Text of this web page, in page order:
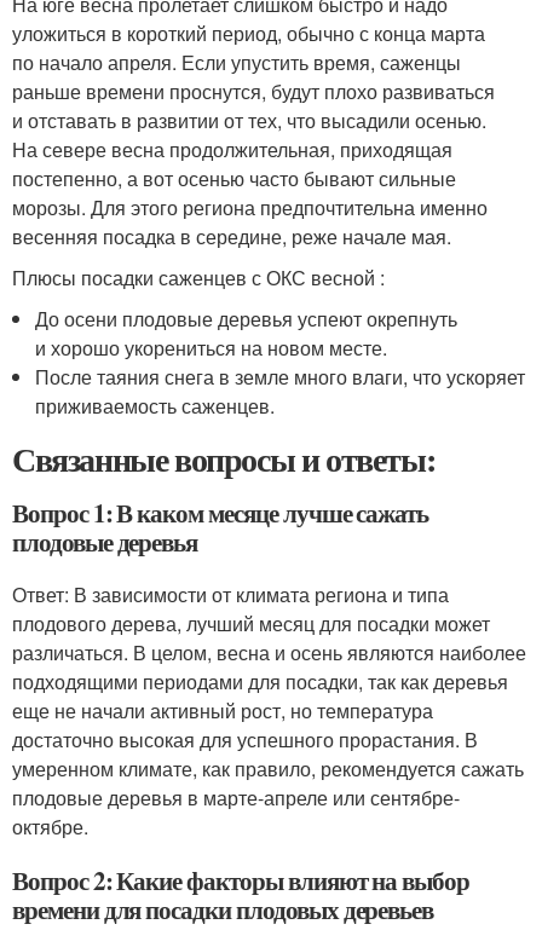
уложиться в короткий период, обычно с конца марта
по начало апреля. Если упустить время, саженцы
раньше времени проснутся, будут плохо развиваться
и отставать в развитии от тех, что высадили осенью.
На севере весна продолжительная, приходящая
постепенно, а вот осенью часто бывают сильные
морозы. Для этого региона предпочтительна именно
весенняя посадка в середине, реже начале мая.
Плюсы посадки саженцев с ОКС весной :
До осени плодовые деревья успеют окрепнуть
и хорошо укорениться на новом месте.
После таяния снега в земле много влаги, что ускоряет
приживаемость саженцев.
Связанные вопросы и ответы:
Вопрос 1: В каком месяце лучше сажать
плодовые деревья
Ответ: В зависимости от климата региона и типа
плодового дерева, лучший месяц для посадки может
различаться. В целом, весна и осень являются наиболее
подходящими периодами для посадки, так как деревья
еще не начали активный рост, но температура
достаточно высокая для успешного прорастания. В
умеренном климате, как правило, рекомендуется сажать
плодовые деревья в марте-апреле или сентябре-
октябре.
Вопрос 2: Какие факторы влияют на выбор
времени для посадки плодовых деревьев